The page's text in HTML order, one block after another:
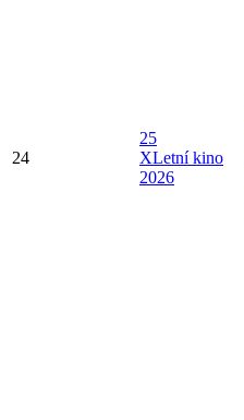
24
25
XLetní kino
2026